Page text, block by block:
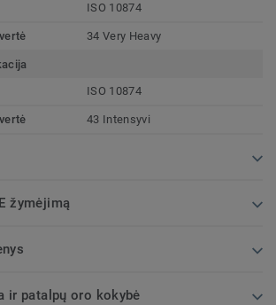
ISO 10874
34 Very Heavy
ISO 10874
43 Intensyvi
žymėjimą
ir patalpų oro kokybė